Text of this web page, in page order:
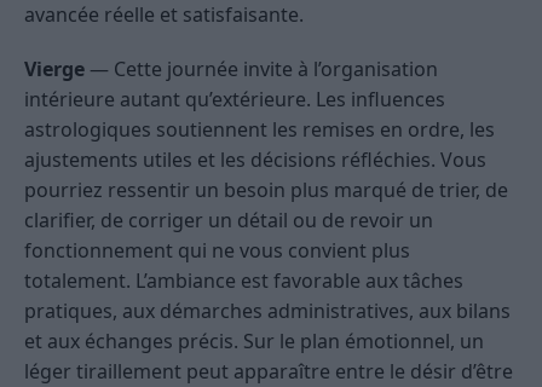
avancée réelle et satisfaisante.
Vierge — Cette journée invite à l’organisation
intérieure autant qu’extérieure. Les influences
astrologiques soutiennent les remises en ordre, les
ajustements utiles et les décisions réfléchies. Vous
pourriez ressentir un besoin plus marqué de trier, de
clarifier, de corriger un détail ou de revoir un
fonctionnement qui ne vous convient plus
totalement. L’ambiance est favorable aux tâches
pratiques, aux démarches administratives, aux bilans
et aux échanges précis. Sur le plan émotionnel, un
léger tiraillement peut apparaître entre le désir d’être